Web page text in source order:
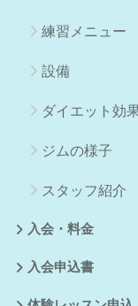
練習メニュー
設備
ダイエット効
ジムの様子
スタッフ紹介
入会・料金
入会申込書